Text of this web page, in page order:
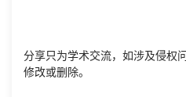
分享只为学术交流，如涉及侵权
修改或删除。